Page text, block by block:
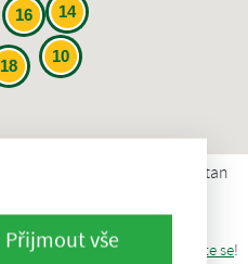
Přijmout vše
18
10
16 14
Biometan
.Pokud jste tu poprvé, registrujte se!